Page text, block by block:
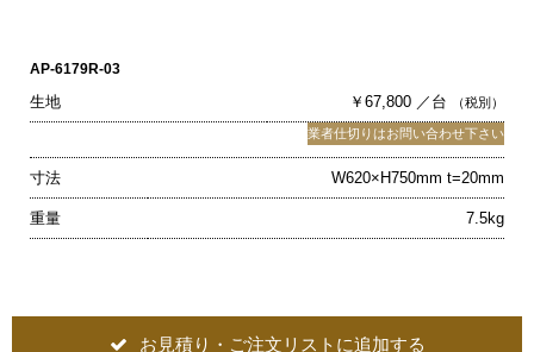
AP-6179R-03
生地 ￥67,800 ／台 （税別）
業者仕切りはお問い合わせ下さい
寸法 W620×H750mm t=20mm
重量 7.5kg
お見積り・ご注文リストに追加する